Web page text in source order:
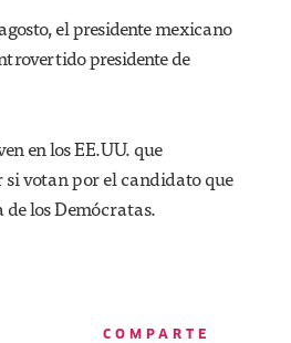
el presidente mexicano
presidente de
en los EE.UU. que
votan por el candidato que
los Demócratas.
COMPARTE